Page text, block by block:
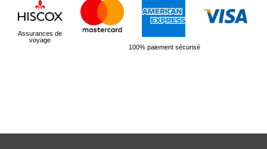
Assurances de
voyage
100% paiement sécurisé